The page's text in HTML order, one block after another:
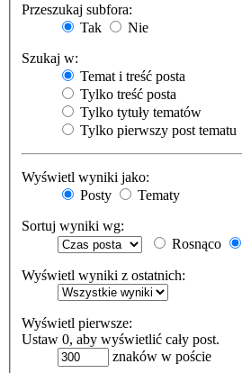
Przeszukaj subfora:
Tak
Nie
Szukaj w:
Temat i treść posta
Tylko treść posta
Tylko tytuły tematów
Tylko pierwszy post tematu
Wyświetl wyniki jako:
Posty
Tematy
Sortuj wyniki wg:
Rosnąco
Wyświetl wyniki z ostatnich:
Wyświetl pierwsze:
Ustaw 0, aby wyświetlić cały post.
znaków w poście